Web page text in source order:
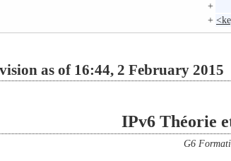
+
+
as of 16:44, 2 February 2015
IPv6 Théorie
G6